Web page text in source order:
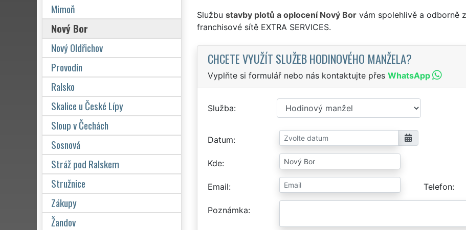
Službu stavby plotů a oplocení Nový Borvám spolehlivě a odborně
franchisové sítě EXTRA SERVICES.
CHCETE VYUŽÍT SLUŽEB HODINOVÉHO MANŽELA?
Vyplňte si formulář nebo nás kontaktujte přes WhatsApp
Služba
Datum
Kde
Email Telefon
Poznámka
Mimoň
Nový Bor
Nový Oldřichov
Provodín
Ralsko
Skalice u České Lípy
Sloup v Čechách
Sosnová
Stráž pod Ralskem
Stružnice
Zákupy
Žandov